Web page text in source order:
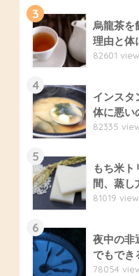
3
烏龍茶を
理由と体
82601
4
インスタ
体に悪い
82335
5
もち米
間、蒸し
81019
6
夜中の非
でもでき
78054